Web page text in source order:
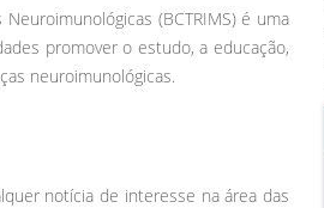
(BCTRIMS) é uma
promover o estudo, a educação,
neuroimunológicas.
notícia de interesse na área das